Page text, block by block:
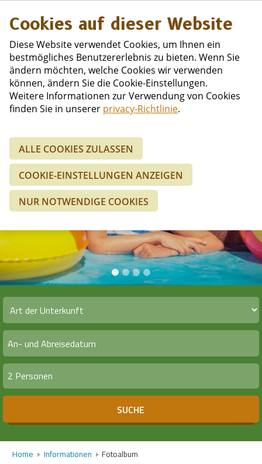
Fotoalbum
2 Personen
SUCHE
Home Informationen Fotoalbum
Cookies auf dieser Website
Diese Website verwendet Cookies, um Ihnen ein
bestmögliches Benutzererlebnis zu bieten. Wenn Sie
ändern möchten, welche Cookies wir verwenden
können, ändern Sie die Cookie-Einstellungen.
Weitere Informationen zur Verwendung von Cookies
finden Sie in unserer privacy-Richtlinie.
ALLE COOKIES ZULASSEN
COOKIE-EINSTELLUNGEN ANZEIGEN
NUR NOTWENDIGE COOKIES